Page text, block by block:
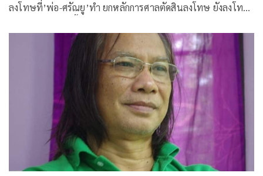
ลงโทษที่’พ่อ-ศรัณยู’ทำ ยกหลักการศาลตัดสินลงโทษ ยังลงโทษ